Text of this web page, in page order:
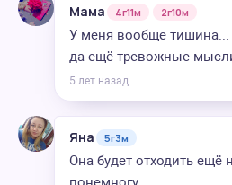
Мама 4г11м 2г10м
У меня вообще тишина...
да ещё тревожные
5 лет назад
Яна 5г3м
Она будет отходить ещё